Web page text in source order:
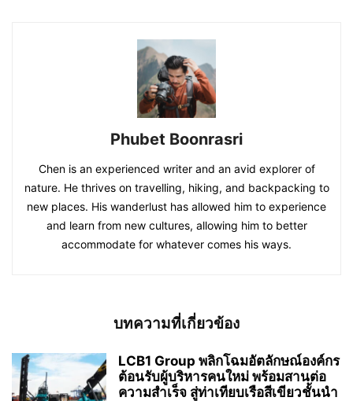
Phubet Boonrasri
Chen is an experienced writer and an avid explorer of
nature. He thrives on travelling, hiking, and backpacking to
new places. His wanderlust has allowed him to experience
and learn from new cultures, allowing him to better
accommodate for whatever comes his ways.
บทความที่เกี่ยวข้อง
LCB1 Group พลิกโฉมอัตลักษณ์องค์กร
ต้อนรับผู้บริหารคนใหม่ พร้อมสานต่อ
ความสำเร็จ สู่ท่าเทียบเรือสีเขียวชั้นนำ